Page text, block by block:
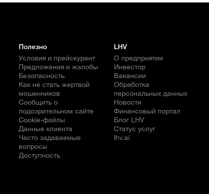
Полезно
Условия и прейскурант
Предложения и жалобы
Безопасность
Как не стать жертвой
мошенников
Сообщить о
подозрительном сайте
Cookie-файлы
Данные клиента
Часто задаваемые
вопросы
Доступность
LHV
О предприятии
Инвестор
Вакансии
Обработка
персональных данных
Новости
Финансовый портал
Блог LHV
Статус услуг
lhv.ai